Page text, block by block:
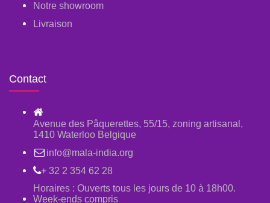
Notre showroom
Livraison
Contact
Avenue des Pâquerettes, 55/15, zoning artisanal,
1410 Waterloo Belgique
info@mala-india.org
+ 32 2 354 62 28
Horaires : Ouverts tous les jours de 10 à 18h00.
Week-ends compris